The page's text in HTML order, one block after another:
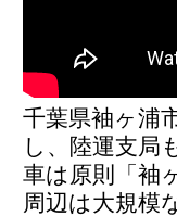
千葉県袖ヶ浦
し、陸運支局
車は原則「袖
周辺は大規模